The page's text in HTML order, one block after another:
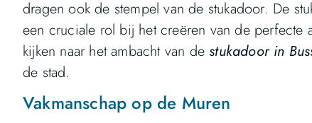
dragen ook de stempel van de stukadoor. De
een cruciale rol bij het creëren van de perfecte
kijken naar het ambacht van de stukadoor in
de stad.
Vakmanschap op de Muren